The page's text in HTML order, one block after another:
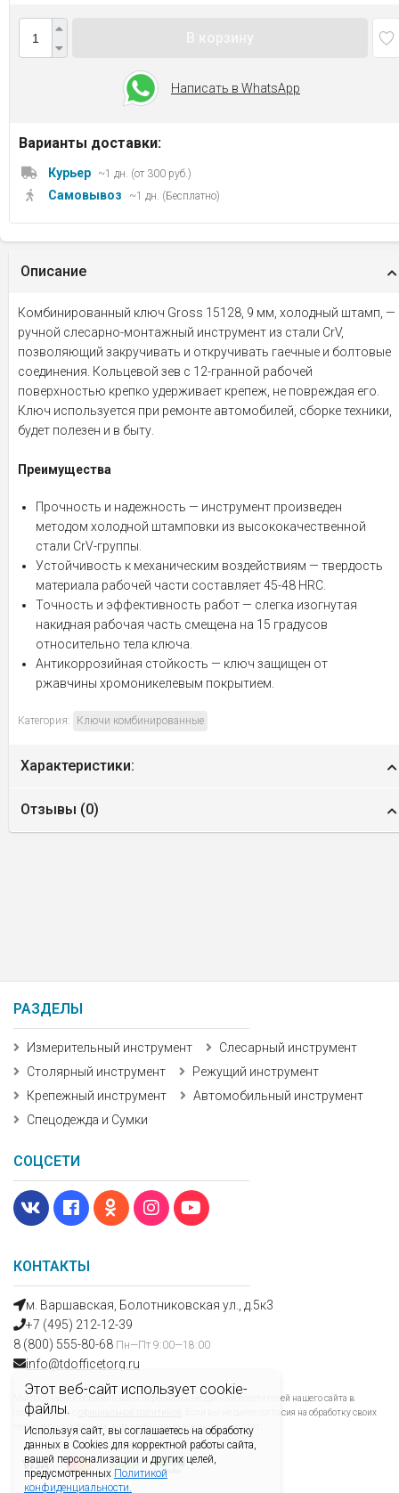
Этот веб-сайт использует cookie-
файлы.
Используя сайт, вы соглашаетесь на обработку
данных в Cookies для корректной работы сайта,
вашей персонализации и других целей,
предусмотренных Политикой
конфиденциальности.
Написать в WhatsApp
Варианты доставки:
Курьер ~1 дн. (от 300 руб.)
Самовывоз ~1 дн. (Бесплатно)
Описание
Комбинированный ключ Gross 15128, 9 мм, холодный штамп, —
ручной слесарно-монтажный инструмент из стали CrV,
позволяющий закручивать и откручивать гаечные и болтовые
соединения. Кольцевой зев с 12-гранной рабочей
поверхностью крепко удерживает крепеж, не повреждая его.
Ключ используется при ремонте автомобилей, сборке техники,
будет полезен и в быту.
Преимущества
Прочность и надежность — инструмент произведен
методом холодной штамповки из высококачественной
стали CrV-группы.
Устойчивость к механическим воздействиям — твердость
материала рабочей части составляет 45-48 HRC.
Точность и эффективность работ — слегка изогнутая
накидная рабочая часть смещена на 15 градусов
относительно тела ключа.
Антикоррозийная стойкость — ключ защищен от
ржавчины хромоникелевым покрытием.
Категория: Ключи комбинированные
Характеристики:
Отзывы (0)
КОНТАКТЫ
м. Варшавская, Болотниковская ул., д.5к3
+7 (495) 212-12-39
8 (800) 555-80-68 Пн—Пт 9:00—18:00
info@tdofficetorg.ru
Мы получаем и обрабатываем персональные данные посетителей нашего сайта в
соответствии с
. Если вы не даете согласия на обработку своих
персональных данных, вам необходимо покинуть наш сайт.
РАЗДЕЛЫ
Измерительный инструмент
Слесарный инструмент
Столярный инструмент
Режущий инструмент
Крепежный инструмент
Автомобильный инструмент
Спецодежда и Сумки
СОЦСЕТИ